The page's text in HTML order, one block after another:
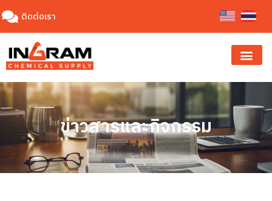
ติดต่อเรา
ข่าวสารและกิจกรรม